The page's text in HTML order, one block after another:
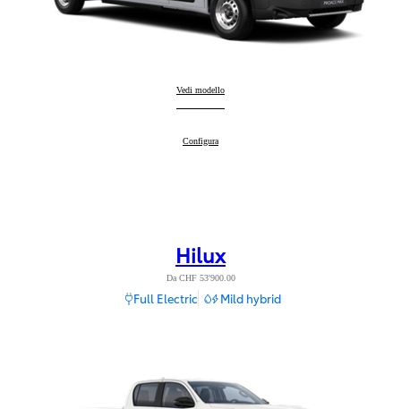
Proace Max:
Vedi modello
Proace Max
Configura
Hilux
Da CHF 53'900.00
Full Electric Mild hybrid